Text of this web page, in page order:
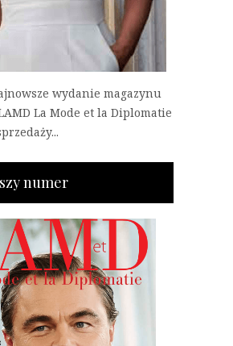
wydanie magazynu
La Mode et la Diplomatie
numer